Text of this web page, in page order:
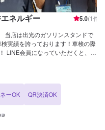
ネルギー 5.0(1件)
当店は出光のガソリンスタンドで
実績を誇っております！車検の際
LINE会員になっていただくと、ガ
00 給油営業時間：6：00〜22：00
室 ✅椅子 【店舗情報】 2
ので、しっかりとお車を整備する環
ショッピングセンターベルからフェ
ーOK QR決済OK